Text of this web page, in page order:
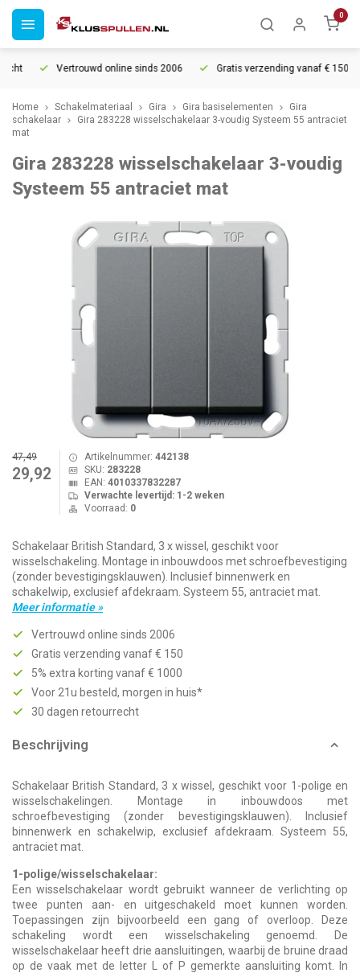
0
Vertrouwd online sinds 2006 Gratis verzending vanaf € 150
Home Schakelmateriaal Gira Gira basiselementen
Gira
schakelaar
Gira 283228 wisselschakelaar 3-voudig Systeem 55 antraciet
mat
Gira 283228 wisselschakelaar 3-voudig
Systeem 55 antraciet mat
47,49
29,92
Artikelnummer: 442138
SKU: 283228
EAN: 4010337832287
Verwachte levertijd: 1-2 weken
Voorraad: 0
Schakelaar British Standard, 3 x wissel, geschikt voor
wisselschakeling. Montage in inbouwdoos met schroefbevestiging
(zonder bevestigingsklauwen). Inclusief binnenwerk en
schakelwip, exclusief afdekraam. Systeem 55, antraciet mat.
Meer informatie »
Vertrouwd online sinds 2006
Gratis verzending vanaf € 150
5% extra korting vanaf € 1000
Voor 21u besteld, morgen in huis*
30 dagen retourrecht
Beschrijving
Schakelaar British Standard, 3 x wissel, geschikt voor 1-polige en
wisselschakelingen. Montage in inbouwdoos met
schroefbevestiging (zonder bevestigingsklauwen). Inclusief
binnenwerk en schakelwip, exclusief afdekraam. Systeem 55,
antraciet mat.
1-polige/wisselschakelaar:
Een wisselschakelaar wordt gebruikt wanneer de verlichting op
twee punten aan- en uitgeschakeld moet kunnen worden.
Toepassingen zijn bijvoorbeeld een gang of overloop. Deze
schakeling wordt een wisselschakeling genoemd. De
wisselschakelaar heeft drie aansluitingen, waarbij de bruine draad
op de vaak met de letter L of P gemerkte aansluiting komt. In